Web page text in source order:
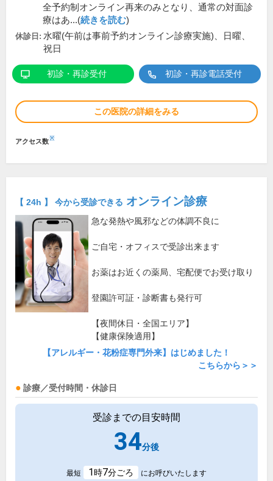
全予約制オンライン再来のみとなり、通常の対面診
療はあ...(続きを読む)
休診日: 水曜(午前は事前予約オンライン診療実施)、日曜、
祝日
初診・再診受付 初診・再診電話受付
この医院の詳細をみる
アクセス数※
【 24h 】 今から受診できる オンライン診療
急な発熱や風邪などの体調不良に
ご自宅・オフィスで受診出来ます
お薬はお近くの薬局、宅配便でお受け取り
登園許可証・診断書も発行可
【夜間休日・全国エリア】
【健康保険適用】
【アレルギー・花粉症専門外来】はじめました！
こちらから＞＞
診療／受付時間・休診日
受診までの目安時間
34分後
最短 1時7分ごろ にお呼びいたします